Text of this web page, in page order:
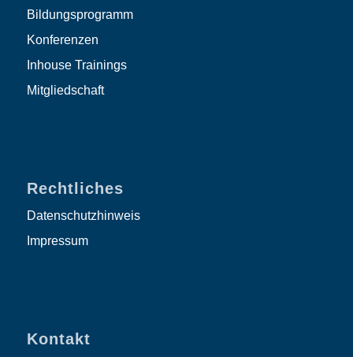
Bildungsprogramm
Konferenzen
Inhouse Trainings
Mitgliedschaft
Rechtliches
Datenschutzhinweis
Impressum
Kontakt